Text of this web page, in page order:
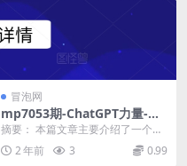
冒泡网
mp7053期-ChatGPT力量-人
人可学的AI时代新个体视频课
摘要： 本篇文章主要介绍了一个名
为\”ChatGPT力量-人人可学的...
2 年前 3 0.99